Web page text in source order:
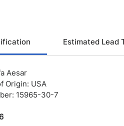
Estimated Lead
Aesar
Origin: USA
15965-30-7